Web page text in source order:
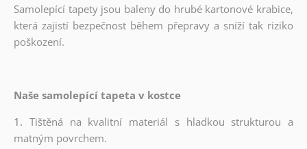
Samolepící tapety jsou baleny do hrubé kartonové krabice,
která zajistí bezpečnost během přepravy a sníží tak riziko
poškození.
Naše samolepící tapeta v kostce
1. Tištěná na kvalitní materiál s hladkou strukturou a
matným povrchem.